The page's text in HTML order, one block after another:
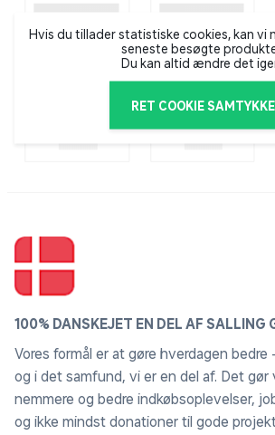
Hvis du tillader statistiske cookies, kan vi
seneste besøgte
Du kan altid ændre det
RET COOKIE SAMTYKKE
100% DANSKEJET EN DEL AF SALLING
Vores formål er at gøre hverdagen
og i det samfund, vi er en del af. Det gør
nemmere og bedre indkøbsoplevelser,
og ikke mindst donationer til gode